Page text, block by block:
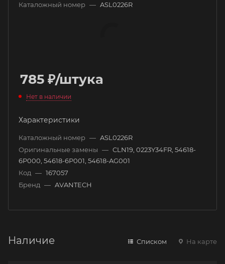
Каталожный номер — ASL0226R
785 ₽/штука
Нет в наличии
Характеристики
Каталожный номер — ASL0226R
Оригинальные замены — CLN19, 0223Y34FR, 54618-
6P000, 54618-6P001, 54618-AG001
Код — 167057
Бренд — AVANTECH
Наличие Списком На карте